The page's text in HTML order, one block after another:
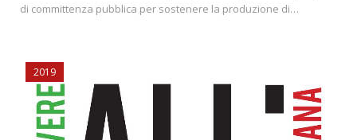
di committenza pubblica per sostenere la produzione di…
2019